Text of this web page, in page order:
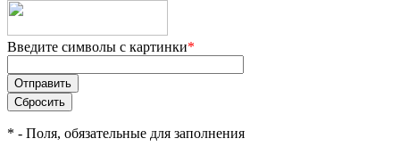
Введите символы с картинки*
* - Поля, обязательные для заполнения